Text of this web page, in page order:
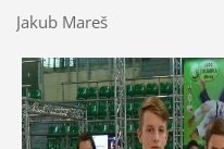
Jakub Mareš